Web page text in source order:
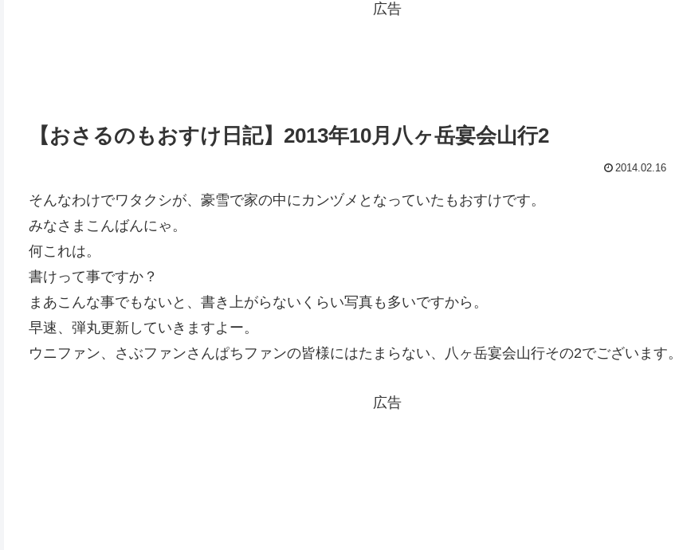
広告
【おさるのもおすけ日記】2013年10月八ヶ岳宴会山行2
2014.02.16
そんなわけでワタクシが、豪雪で家の中にカンヅメとなっていたもおすけです。
みなさまこんばんにゃ。
何これは。
書けって事ですか？
まあこんな事でもないと、書き上がらないくらい写真も多いですから。
早速、弾丸更新していきますよー。
ウニファン、さぶファンさんぱちファンの皆様にはたまらない、八ヶ岳宴会山行その2でございます。
広告